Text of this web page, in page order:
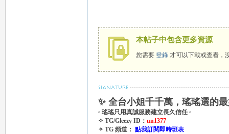
本帖子中包含更多資源
您需要 登錄 才可以下載或查看，
✨ 全台小姐千千萬，瑤瑤選的
▫ 瑤瑤只用真誠服務建立長久信任 ▫
✧ TG/Gleezy ID： un1377
✧ TG 頻道： 點我訂閱即時班表